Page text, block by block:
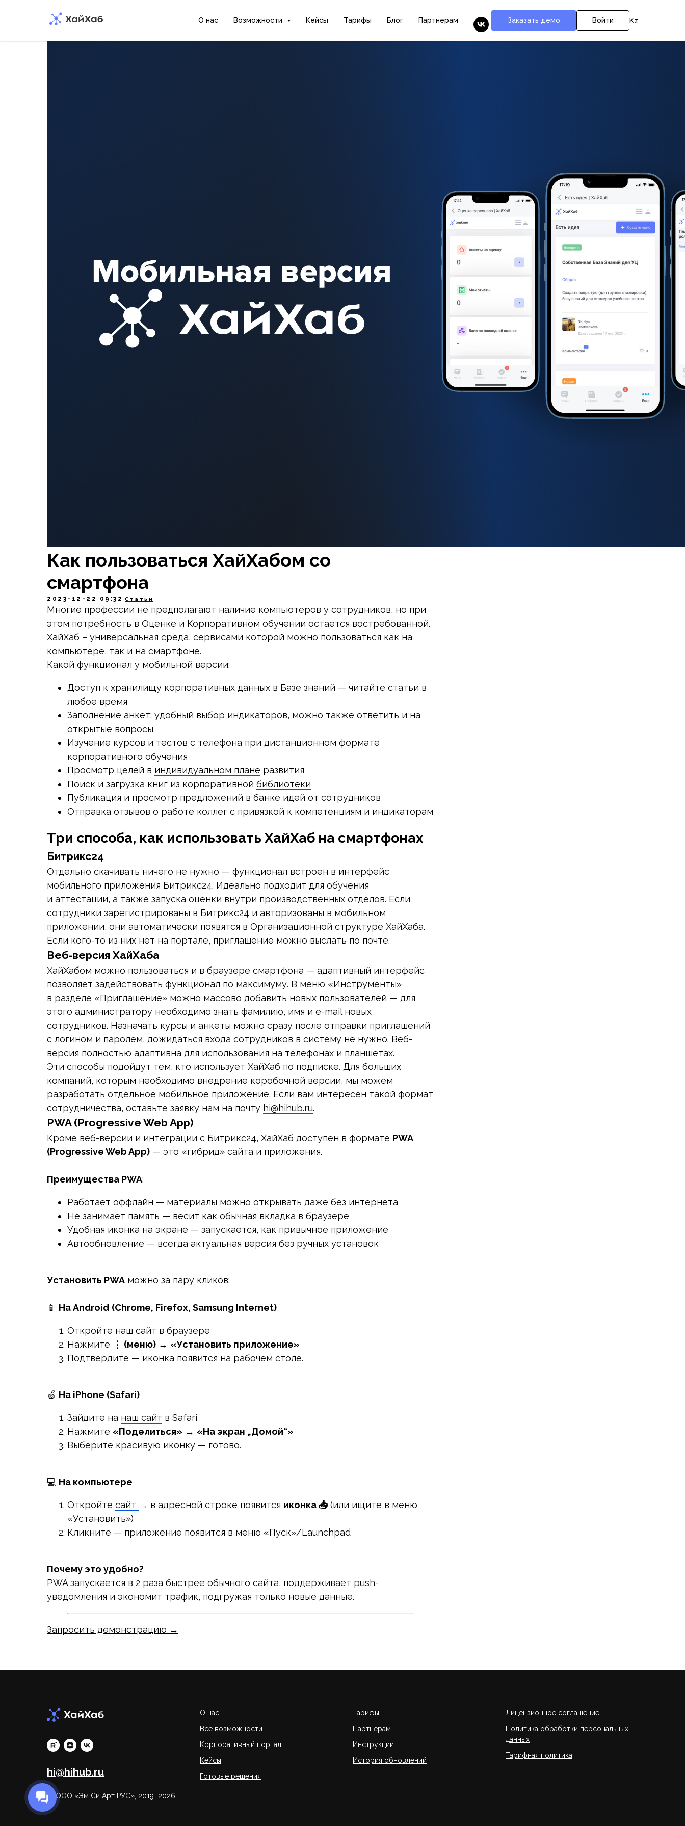
О нас Возможности Кейсы Тарифы Блог Партнерам Заказать демо Войти Kz
Как пользоваться ХайХабом со
смартфона
2023-12-22 09:32 Статьи
Многие профессии не предполагают наличие компьютеров у сотрудников, но при
этом потребность в Оценке и Корпоративном обучении остается востребованной.
ХайХаб – универсальная среда, сервисами которой можно пользоваться как на
компьютере, так и на смартфоне.
Какой функционал у мобильной версии:
Доступ к хранилищу корпоративных данных в Базе знаний — читайте статьи в
любое время
Заполнение анкет: удобный выбор индикаторов, можно также ответить и на
открытые вопросы
Изучение курсов и тестов с телефона при дистанционном формате
корпоративного обучения
Просмотр целей в индивидуальном плане развития
Поиск и загрузка книг из корпоративной библиотеки
Публикация и просмотр предложений в банке идей от сотрудников
Отправка отзывов о работе коллег с привязкой к компетенциям и индикаторам
Три способа, как использовать ХайХаб на смартфонах
Битрикс24
Отдельно скачивать ничего не нужно — функционал встроен в интерфейс
мобильного приложения Битрикс24. Идеально подходит для обучения
и аттестации, а также запуска оценки внутри производственных отделов. Если
сотрудники зарегистрированы в Битрикс24 и авторизованы в мобильном
приложении, они автоматически появятся в Организационной структуре ХайХаба.
Если кого-то из них нет на портале, приглашение можно выслать по почте.
Веб-версия ХайХаба
ХайХабом можно пользоваться и в браузере смартфона — адаптивный интерфейс
позволяет задействовать функционал по максимуму. В меню «Инструменты»
в разделе «Приглашение» можно массово добавить новых пользователей — для
этого администратору необходимо знать фамилию, имя и e-mail новых
сотрудников. Назначать курсы и анкеты можно сразу после отправки приглашений
с логином и паролем, дожидаться входа сотрудников в систему не нужно. Веб-
версия полностью адаптивна для использования на телефонах и планшетах.
Эти способы подойдут тем, кто использует ХайХаб по подписке. Для больших
компаний, которым необходимо внедрение коробочной версии, мы можем
разработать отдельное мобильное приложение. Если вам интересен такой формат
сотрудничества, оставьте заявку нам на почту hi@hihub.ru.
PWA (Progressive Web App)
Кроме веб-версии и интеграции с Битрикс24, ХайХаб доступен в формате PWA
(Progressive Web App) — это «гибрид» сайта и приложения.
Преимущества PWA:
Работает оффлайн — материалы можно открывать даже без интернета
Не занимает память — весит как обычная вкладка в браузере
Удобная иконка на экране — запускается, как привычное приложение
Автообновление — всегда актуальная версия без ручных установок
Установить PWA можно за пару кликов:
📱 На Android (Chrome, Firefox, Samsung Internet)
Откройте наш сайт в браузере
Нажмите
⋮ (меню) → «Установить приложение»
Подтвердите — иконка появится на рабочем столе.
🍏 На iPhone (Safari)
Зайдите на наш сайт в Safari
Нажмите «Поделиться» → «На экран „Домой“»
Выберите красивую иконку — готово.
💻 На компьютере
Откройте сайт → в адресной строке появится иконка 📥 (или ищите в меню
«Установить»)
Кликните — приложение появится в меню «Пуск»/Launchpad
Почему это удобно?
PWA запускается в 2 раза быстрее обычного сайта, поддерживает push-
уведомления и экономит трафик, подгружая только новые данные.
Запросить демонстрацию →
hi@hihub.ru
© ООО «Эм Си Арт РУС», 2019–2026
О нас
Все возможности
Корпоративный портал
Кейсы
Готовые решения
Тарифы
Партнерам
Инструкции
История обновлений
Лицензионное соглашение
Политика обработки персональных
данных
Тарифная политика